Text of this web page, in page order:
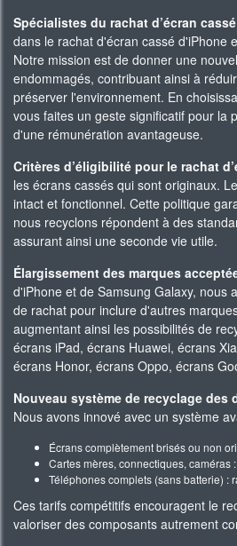
Spécialistes du rachat d’écran
dans le rachat d'écran cassé d'iPhone
Notre mission est de donner une
endommagés, contribuant ainsi à
préserver l'environnement. En
vous faites un geste significatif pour la
d'une rémunération avantageuse.
Critères d’éligibilité pour le rachat
les écrans cassés qui sont originaux.
intact et fonctionnel. Cette politique
nous recyclons répondent à des
assurant ainsi une seconde vie utile.
Élargissement des marques
d'iPhone et de Samsung Galaxy, nous
de rachat pour inclure d'autres
augmentant ainsi les possibilités de
écrans iPad, écrans Huawei, écrans
écrans Honor, écrans Oppo, écrans
Nouveau système de recyclage des
Nous avons innové avec un système
Écrans complètement brisés ou non
Cartes mères, connectiques, caméras
Téléphones complets (sans batterie) :
Ces tarifs compétitifs encouragent le
valoriser des composants autrement